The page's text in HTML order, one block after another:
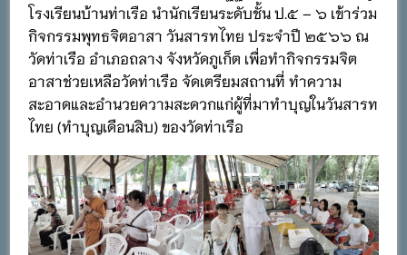
โรงเรียนบ้านท่าเรือ นำนักเรียนระดับชั้น ป.๕ – ๖ เข้าร่วม
กิจกรรมพุทธจิตอาสา วันสารทไทย ประจำปี ๒๕๖๖ ณ
วัดท่าเรือ อำเภอถลาง จังหวัดภูเก็ต เพื่อทำกิจกรรมจิต
อาสาช่วยเหลือวัดท่าเรือ จัดเตรียมสถานที่ ทำความ
สะอาดและอำนวยความสะดวกแก่ผู้ที่มาทำบุญในวันสารท
ไทย (ทำบุญเดือนสิบ) ของวัดท่าเรือ